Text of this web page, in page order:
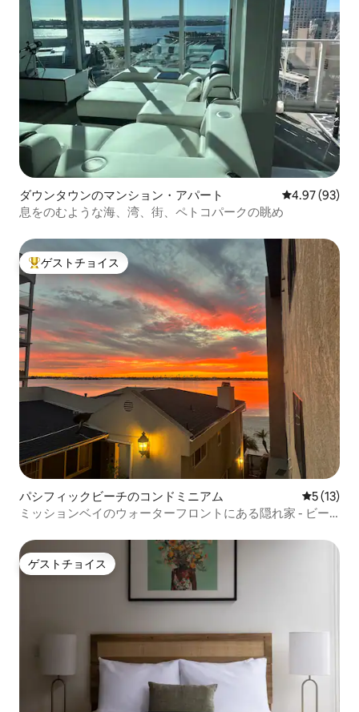
ダウンタウンのマンション・アパート レビュー93
4.97 (93)
息をのむような海、湾、街、ペトコパークの眺め
大好評のゲストチョイスです。
ゲストチョイス
パシフィックビーチのコンドミニアム レビュー
5 (13)
ミッションベイのウォーターフロントにある隠れ家 - ビー
ゲストチョイス
ゲストチョイス